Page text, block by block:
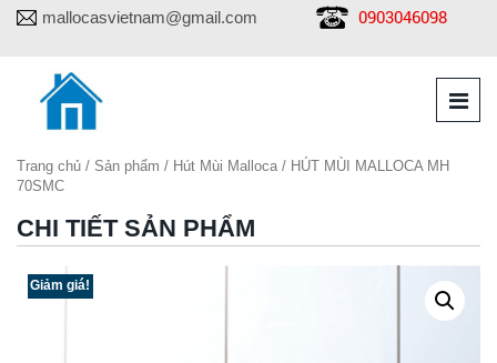
mallocasvietnam@gmail.com 0903046098
Trang chủ / Sản phẩm / Hút Mùi Malloca / HÚT MÙI MALLOCA MH
70SMC
CHI TIẾT SẢN PHẨM
Giảm giá!